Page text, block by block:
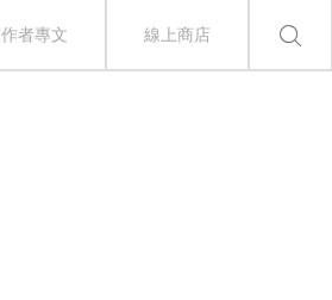
作者專文 線上商店